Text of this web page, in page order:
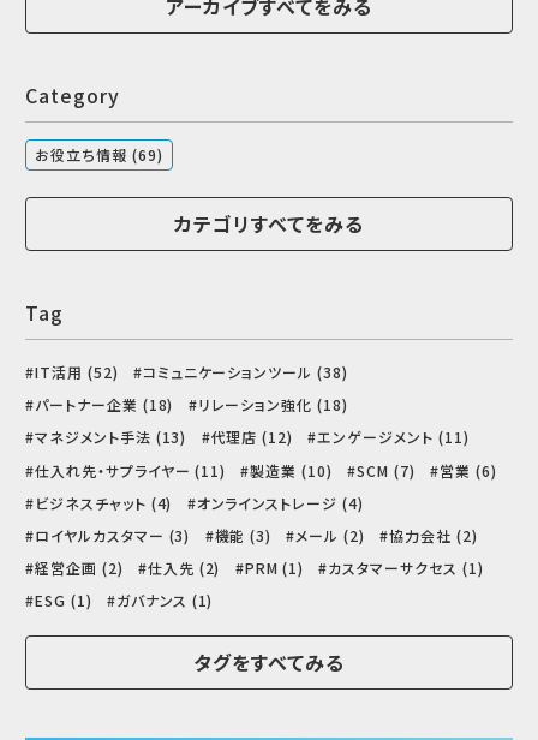
アーカイブすべてをみる
Category
お役立ち情報 (69)
カテゴリすべてをみる
Tag
IT活用 (52)
コミュニケーションツール (38)
パートナー企業 (18)
リレーション強化 (18)
マネジメント手法 (13)
代理店 (12)
エンゲージメント (11)
仕入れ先・サプライヤー (11)
製造業 (10) SCM (7)
営業 (6)
ビジネスチャット (4)
オンラインストレージ (4)
ロイヤルカスタマー (3)
機能 (3) メール (2)
協力会社 (2)
経営企画 (2)
仕入先 (2) PRM (1)
カスタマーサクセス (1)
ESG (1)
ガバナンス (1)
タグをすべてみる